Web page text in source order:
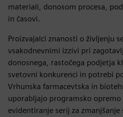
materiali, donosom procesa,
in časovi.
Proizvajalci znanosti o življenju
vsakodnevnimi izzivi pri
donosnega, rastočega podjetja
svetovni konkurenci in potrebi
Vrhunska farmacevtska in
uporabljajo programsko opremo
evidentiranje serij za